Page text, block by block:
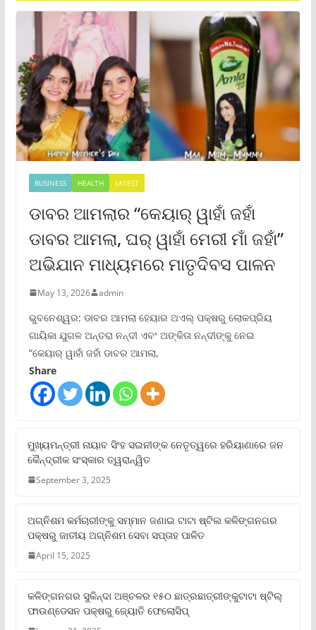
BUSINESS HEALTH LATEST
ଡାବର ଆମଲାର “କେୟାର୍ ୱାହାଁ ଜହାଁ
ଡାବର ଆମଲା, ଘର୍ ୱାହାଁ ମେରୀ ମାଁ ଜହାଁ”
ଅଭିଯାନ ମାଧ୍ୟମରେ ମାତୃଦିବସ ପାଳନ
May 13, 2026 admin
ଭୁବନେଶ୍ୱର: ଡାବର ଆମଲା ହେୟାର ଅଏଲ୍ ପକ୍ଷରୁ ଲୋକପ୍ରିୟ
ଗାୟିକା ଯୁଗଳ ଅନ୍ତରା ନନ୍ଦୀ ଏବଂ ଅଙ୍କିତା ନନ୍ଦୀଙ୍କୁ ନେଇ
“କେୟାର୍ ୱାହାଁ ଜହାଁ ଡାବର ଆମଲା,
Share
ମୁଖ୍ୟମନ୍ତ୍ରୀ ନାୟାବ ସିଂହ ସଇନୀଙ୍କ ନେତୃତ୍ୱରେ ହରିୟାଣାରେ ଜନ
କୈନ୍ଦ୍ରୀକ ସଂସ୍କାର ତ୍ୱରାନ୍ୱିତ
September 3, 2025
ଅଗ୍ନିଶମ କର୍ମଚାରୀଙ୍କୁ ସମ୍ମାନ ଜଣାଇ ଟାଟା ଷ୍ଟିଲ କଳିଙ୍ଗନଗର
ପକ୍ଷରୁ ଜାତୀୟ ଅଗ୍ନିଶମ ସେବା ସପ୍ତାହ ପାଳିତ
April 15, 2025
କଳିଙ୍ଗନଗର ସୁକିନ୍ଦା ଅଞ୍ଚଳର ୧୫୦ ଛାତ୍ରଛାତ୍ରୀଙ୍କୁଟାଟା ଷ୍ଟିଲ୍
ଫାଉଣ୍ଡେସନ ପକ୍ଷରୁ ଜ୍ୟୋତି ଫେଲୋସିପ୍‌